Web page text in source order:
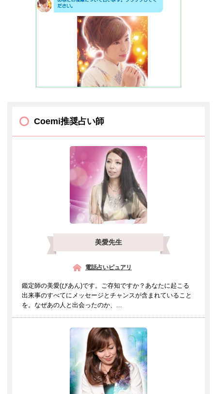
Coemi推奨占い師
美愛先生
電話占いピュアリ
鑑定師の美愛(びあん)です。ご存知ですか？あなたに起こる
出来事のすべてにメッセージとチャンスが含まれていること
を。なぜあの人と出会ったのか、...